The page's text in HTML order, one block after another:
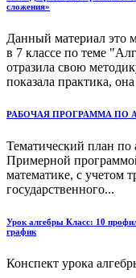
сложения»
Данный материал это
в 7 классе по теме
отразила свою
показала практика,
РАБОЧАЯ ПРОГРАММА ПО
Тематический план по
Примерной
математике, с учетом
государственного...
Урок алгебры Класс: 10
график
Конспект урока